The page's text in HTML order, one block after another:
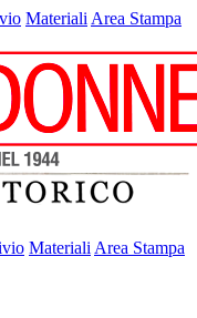
Materiali Area Stampa
Materiali Area Stampa